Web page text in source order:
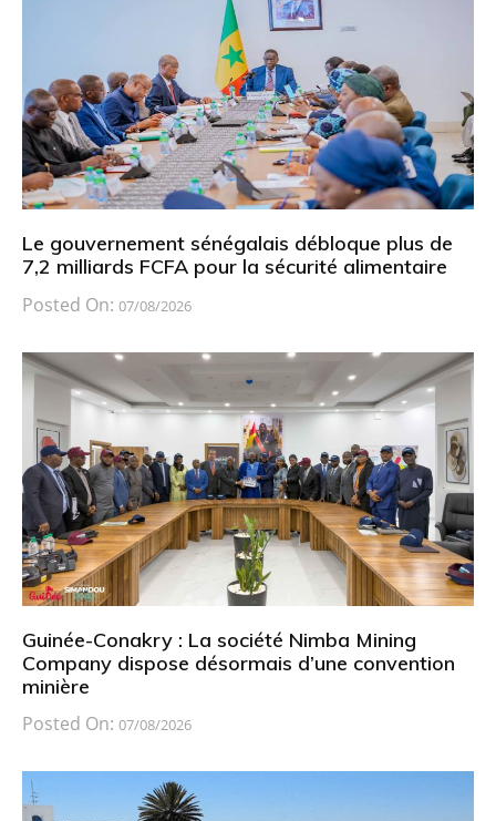
Le gouvernement sénégalais débloque plus de
7,2 milliards FCFA pour la sécurité alimentaire
Posted On: 07/08/2026
Guinée-Conakry : La société Nimba Mining
Company dispose désormais d’une convention
minière
Posted On: 07/08/2026